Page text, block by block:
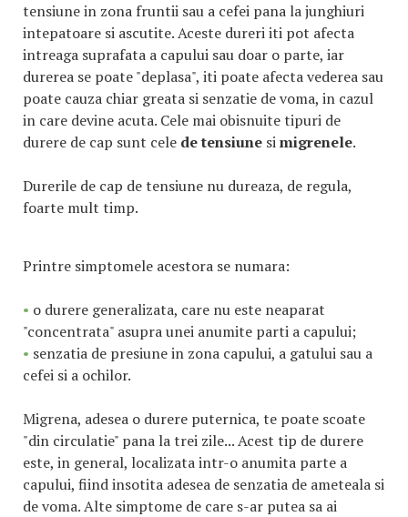
tensiune in zona fruntii sau a cefei pana la junghiuri
intepatoare si ascutite. Aceste dureri iti pot afecta
intreaga suprafata a capului sau doar o parte, iar
durerea se poate "deplasa", iti poate afecta vederea sau
poate cauza chiar greata si senzatie de voma, in cazul
in care devine acuta. Cele mai obisnuite tipuri de
durere de cap sunt cele de tensiune simigrenele.
Durerile de cap de tensiune nu dureaza, de regula,
foarte mult timp.
Printre simptomele acestora se numara:
• o durere generalizata, care nu este neaparat
"concentrata" asupra unei anumite parti a capului;
• senzatia de presiune in zona capului, a gatului sau a
cefei si a ochilor.
Migrena, adesea o durere puternica, te poate scoate
"din circulatie" pana la trei zile... Acest tip de durere
este, in general, localizata intr-o anumita parte a
capului, fiind insotita adesea de senzatia de ameteala si
de voma. Alte simptome de care s-ar putea sa ai